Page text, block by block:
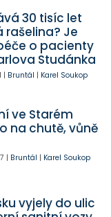
30 tisíc let
rašelina? Je
o pacienty
Studánka
| Bruntál | Karel Soukop
ve Starém
na chutě, vůně
| Bruntál | Karel Soukop
vyjely do ulic